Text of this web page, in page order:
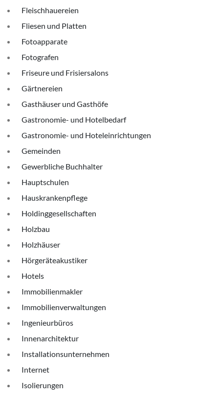
Fleischhauereien
Fliesen und Platten
Fotoapparate
Fotografen
Friseure und Frisiersalons
Gärtnereien
Gasthäuser und Gasthöfe
Gastronomie- und Hotelbedarf
Gastronomie- und Hoteleinrichtungen
Gemeinden
Gewerbliche Buchhalter
Hauptschulen
Hauskrankenpflege
Holdinggesellschaften
Holzbau
Holzhäuser
Hörgeräteakustiker
Hotels
Immobilienmakler
Immobilienverwaltungen
Ingenieurbüros
Innenarchitektur
Installationsunternehmen
Internet
Isolierungen